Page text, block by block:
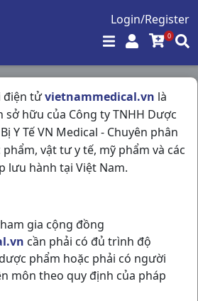
Login/Register
0
điện tửvietnammedical.vn là
hữu của Công ty TNHH Dược
Y Tế VN Medical - Chuyên phân
vật tư y tế, mỹ phẩm và các
lưu hành tại Việt Nam.
gia cộng đồng
cần phải có đủ trình độ
phẩm hoặc phải có người
môn theo quy định của pháp
- Gan - Mật - Thận /
Abbott